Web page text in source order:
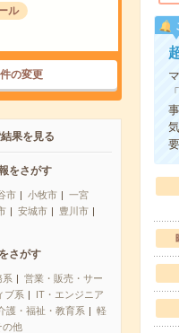
ル
の変更
果を見る
をさがす
市 小牧市
一宮
安城市
豊川市
さがす
系
営業・販売・サー
ブ系
IT・エンジニア
護・福祉・教育系
軽
の他